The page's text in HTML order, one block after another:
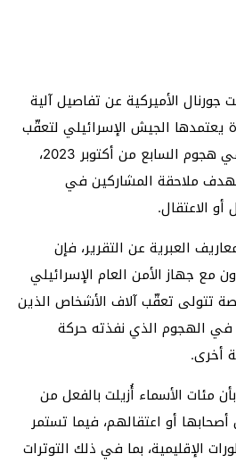
الأميركية عن تفاصيل آلية
يعتمدها الجيش الإسرائيلي لتعقّب
الأشخاص الذين شاركوا في هجوم السابع من أكتوبر 2023،
ملاحقة المشاركين في
أو الاعتقال.
العبرية عن التقرير، فإن
مع جهاز الأمن العام الإسرائيلي
تتولى تعقّب آلاف الأشخاص الذين
الهجوم الذي نفذته حركة
أخرى.
مئات الأسماء أُزيلت بالفعل من
أو اعتقالهم، فيما تستمر
الإقليمية، بما في ذلك التوترات